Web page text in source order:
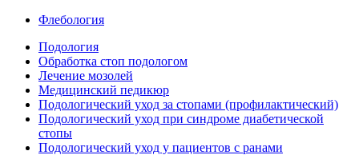
Флебология
Подология
Обработка стоп подологом
Лечение мозолей
Медицинский педикюр
Подологический уход за стопами (профилактический)
Подологический уход при синдроме диабетической
стопы
Подологический уход у пациентов с ранами